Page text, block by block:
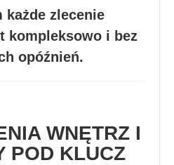
każde zlecenie
kompleksowo i bez
opóźnień.
WNĘTRZ I
POD KLUCZ